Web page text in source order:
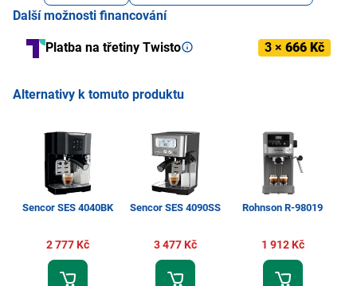
Další možnosti financování
Platba na třetiny Twisto 3 × 666 Kč
Alternativy k tomuto produktu
Sencor SES 4040BK
2 777 Kč
Sencor SES 4090SS
3 477 Kč
Rohnson R-98019
1 912 Kč